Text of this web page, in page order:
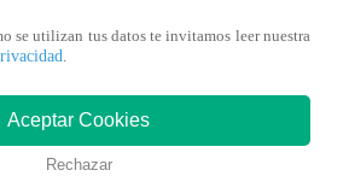
a Miguel Mateos y
consagrado!
rock
se utilizan tus datos te invitamos leer nuestra
.
Aceptar Cookies
Rechazar